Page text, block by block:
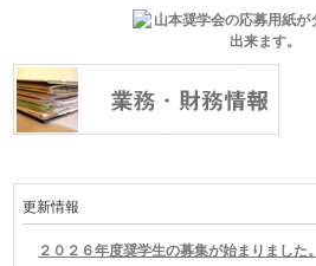
更新情報
２０２６年度奨学生の募集が始まりました。